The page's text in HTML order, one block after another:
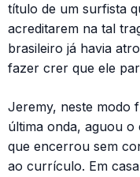
título de um surfista
acreditarem na tal
brasileiro já havia
fazer crer que ele
Jeremy, neste modo
última onda, aguou
que encerrou sem
ao currículo. Em